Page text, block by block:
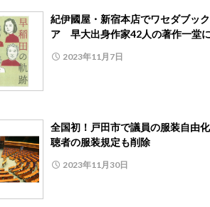
紀伊國屋・新宿本店でワセダブッ
ア 早大出身作家42人の著作一堂
2023年11月7日
全国初！戸田市で議員の服装自由
聴者の服装規定も削除
2023年11月30日